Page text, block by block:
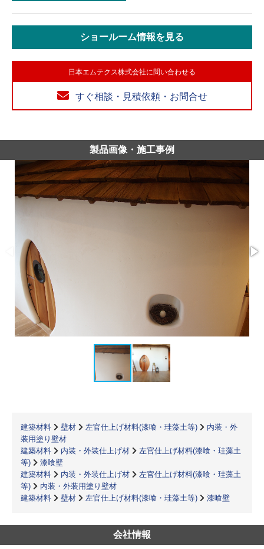
ショールーム情報を見る
日本エムテクス株式会社に問い合わせる
すぐ相談・見積依頼・お問合せ
製品画像・施工事例
建築材料 壁材 左官仕上げ材料(漆喰・珪藻土等)
内装・外
装用塗り壁材
建築材料
内装・外装仕上げ材
左官仕上げ材料(漆喰・珪藻土
等)
漆喰壁
建築材料
内装・外装仕上げ材
左官仕上げ材料(漆喰・珪藻土
等)
内装・外装用塗り壁材
建築材料
壁材 左官仕上げ材料(漆喰・珪藻土等) 漆喰壁
会社情報